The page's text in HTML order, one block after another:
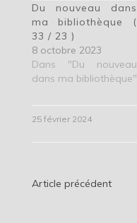
Du nouveau dans
ma bibliothèque (
33 / 23 )
8 octobre 2023
Dans "Du nouveau
dans ma bibliothèque"
25 février 2024
Navigation
Article précédent